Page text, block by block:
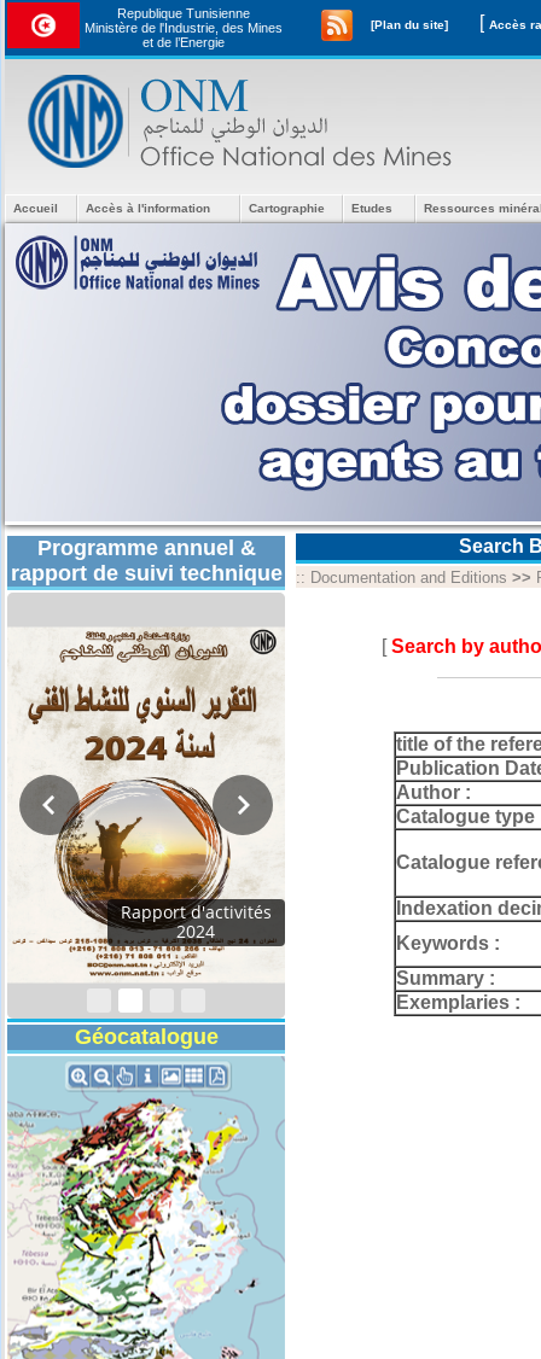
Republique Tunisienne
Ministère de l'Industrie, des Mines
et de l’Energie
[Plan du site] [
Accueil Accès à l'information Cartographie Etudes Ressources
Programme annuel &
rapport de suivi technique
Rapport d'activités
Géocatalogue
Search
:: Documentation and Editions >>
[Search by
title of the
Publication
Author :
Catalogue type
Catalogue
Indexation
Keywords :
Summary :
Exemplaries :